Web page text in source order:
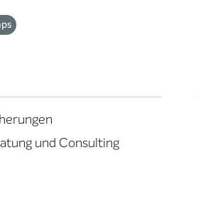
und Consulting